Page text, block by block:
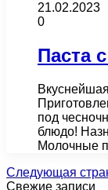
21.02.2023
0
Паста
под
блюдо!
Молочные
Следующая
Свежие записи